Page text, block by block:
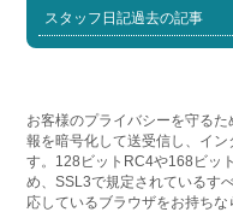
スタッフ日記過去の記事
お客様のプライバシーを守る
報を暗号化して送受信し、イ
す。128ビットRC4や168ビッ
め、SSL3で規定されているす
応しているブラウザをお持ち